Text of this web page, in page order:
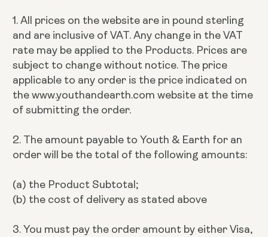
1. All prices on the website are in pound sterling
and are inclusive of VAT. Any change in the VAT
rate may be applied to the Products. Prices are
subject to change without notice. The price
applicable to any order is the price indicated on
the www.youthandearth.com website at the time
of submitting the order.
2. The amount payable to Youth & Earth for an
order will be the total of the following amounts:
(a) the Product Subtotal;
(b) the cost of delivery as stated above
3. You must pay the order amount by either Visa,